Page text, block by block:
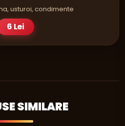
usturoi, condimente
6 Lei
SIMILARE